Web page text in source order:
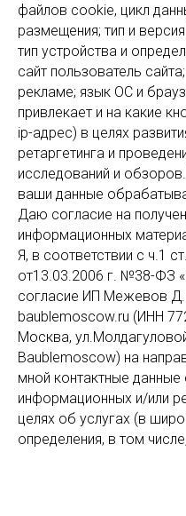
файлов cookie, цикл
размещения; тип и
тип устройства и
сайт пользователь
рекламе; язык ОС и
привлекает и на какие
ip-адрес) в целях
ретаргетинга и
исследований и
ваши данные
Даю согласие на
информационных
Я, в соответствии с ч.1
от13.03.2006 г. №38-ФЗ
согласие ИП Межевов
baublemoscow.ru (ИНН
Москва,
Baublemoscow) на
мной контактные
информационных и/или
целях об услугах (в
определения, в том